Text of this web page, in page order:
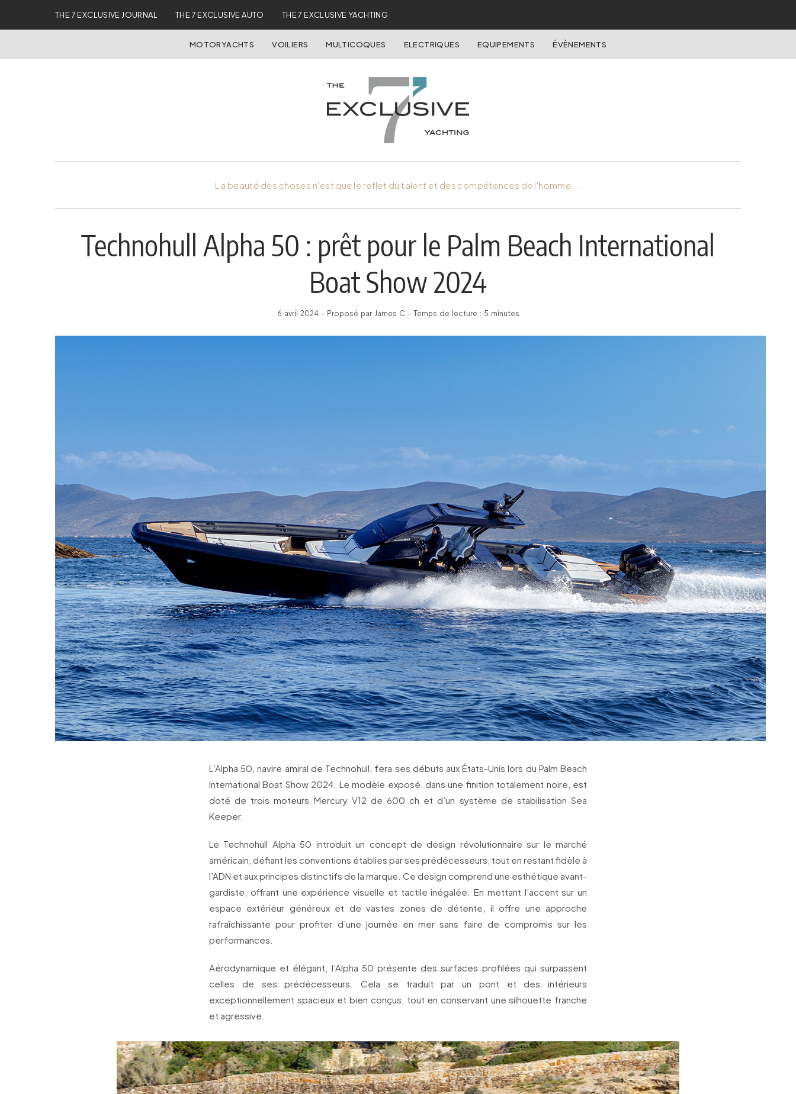
THE 7 EXCLUSIVE JOURNAL THE 7 EXCLUSIVE AUTO THE 7 EXCLUSIVE YACHTING
MOTORYACHTS VOILIERS MULTICOQUES ELECTRIQUES EQUIPEMENTS ÉVÈNEMENTS
La beauté des choses n'est que le reflet du talent et des compétences de l'homme...
Technohull Alpha 50 : prêt pour le Palm Beach International
Boat Show 2024
6 avril 2024 - Proposé par James C - Temps de lecture : 5 minutes
L’Alpha 50, navire amiral de Technohull, fera ses débuts aux États-Unis lors du Palm Beach
International Boat Show 2024. Le modèle exposé, dans une finition totalement noire, est
doté de trois moteurs Mercury V12 de 600 ch et d’un système de stabilisation Sea
Keeper.
Le Technohull Alpha 50 introduit un concept de design révolutionnaire sur le marché
américain, défiant les conventions établies par ses prédécesseurs, tout en restant fidèle à
l’ADN et aux principes distinctifs de la marque. Ce design comprend une esthétique avant-
gardiste, offrant une expérience visuelle et tactile inégalée. En mettant l’accent sur un
espace extérieur généreux et de vastes zones de détente, il offre une approche
rafraîchissante pour profiter d’une journée en mer sans faire de compromis sur les
performances.
Aérodynamique et élégant, l’Alpha 50 présente des surfaces profilées qui surpassent
celles de ses prédécesseurs. Cela se traduit par un pont et des intérieurs
exceptionnellement spacieux et bien conçus, tout en conservant une silhouette franche
et agressive.